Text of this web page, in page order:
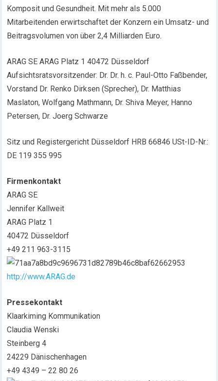
Komposit und Gesundheit. Mit mehr als 5.000
Mitarbeitenden erwirtschaftet der Konzern ein Umsatz- und
Beitragsvolumen von über 2,4 Milliarden Euro.
ARAG SE ARAG Platz 1 40472 Düsseldorf
Aufsichtsratsvorsitzender: Dr. Dr. h. c. Paul-Otto Faßbender,
Vorstand Dr. Renko Dirksen (Sprecher), Dr. Matthias
Maslaton, Wolfgang Mathmann, Dr. Shiva Meyer, Hanno
Petersen, Dr. Joerg Schwarze
Sitz und Registergericht Düsseldorf HRB 66846 USt-ID-Nr.:
DE 119 355 995
Firmenkontakt
ARAG SE
Jennifer Kallweit
ARAG Platz 1
40472 Düsseldorf
+49 211 963-3115
http://www.ARAG.de
Pressekontakt
Klaarkiming Kommunikation
Claudia Wenski
Steinberg 4
24229 Dänischenhagen
+49 4349 – 22 80 26